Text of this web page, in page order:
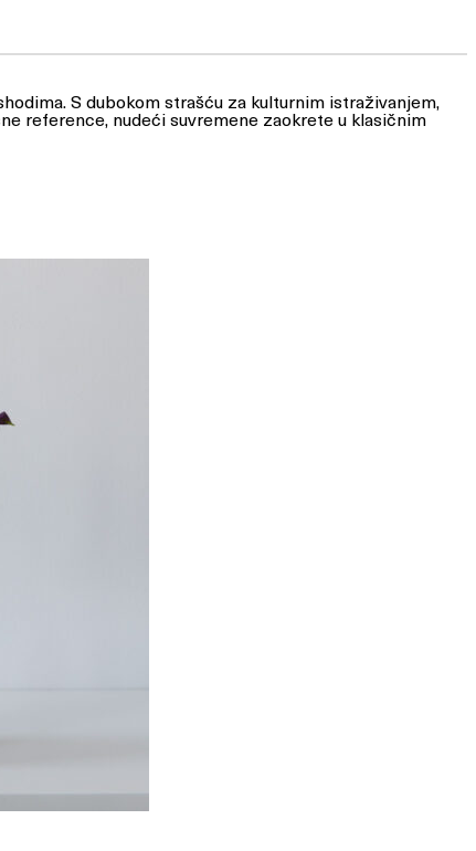
S dubokom strašću za kulturnim istraživanjem,
reference, nudeći suvremene zaokrete u klasičnim